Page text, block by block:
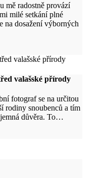
mě radostně provází
milé setkání plné
na dosažení výborných
valašské přírody
fotograf se na určitou
rodiny snoubenců a tím
důvěra. To…